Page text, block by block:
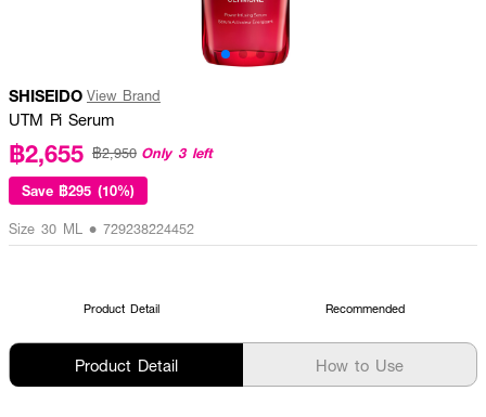
SHISEIDO View Brand
UTM Pi Serum
฿2,655 ฿2,950 Only 3 left
Save ฿295 (10%)
Size 30 ML • 729238224452
Product Detail Recommended
Product Detail How to Use